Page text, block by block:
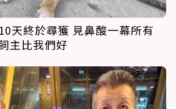
天終於尋獲 見鼻酸一幕所有
主比我們好